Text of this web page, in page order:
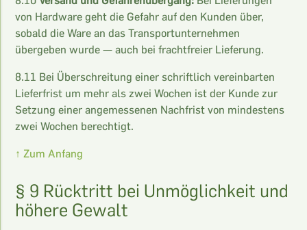
von Hardware geht die Gefahr auf den Kunden über,
sobald die Ware an das Transportunternehmen
übergeben wurde — auch bei frachtfreier Lieferung.
8.11 Bei Überschreitung einer schriftlich vereinbarten
Lieferfrist um mehr als zwei Wochen ist der Kunde zur
Setzung einer angemessenen Nachfrist von mindestens
zwei Wochen berechtigt.
↑ Zum Anfang
§ 9 Rücktritt bei Unmöglichkeit und
höhere Gewalt